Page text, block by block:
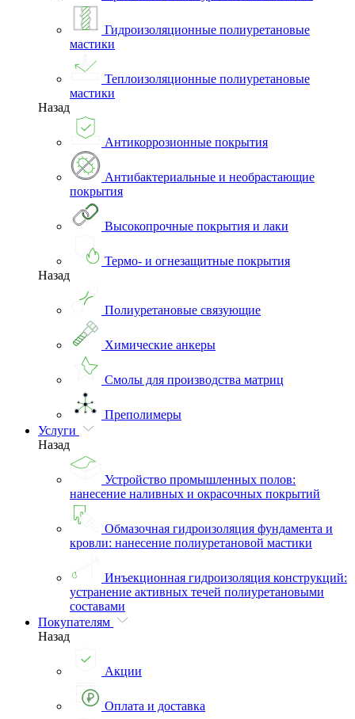
Гидроизоляционные полиуретановые
мастики
Теплоизоляционные полиуретановые
мастики
Назад
Антикоррозионные покрытия
Антибактериальные и необрастающие
покрытия
Высокопрочные покрытия и лаки
Термо- и огнезащитные покрытия
Назад
Полиуретановые связующие
Химические анкеры
Смолы для производства матриц
Преполимеры
Услуги
Назад
Устройство промышленных полов:
нанесение наливных и окрасочных покрытий
Обмазочная гидроизоляция фундамента и
кровли: нанесение полиуретановой мастики
Инъекционная гидроизоляция конструкций:
устранение активных течей полиуретановыми
составами
Покупателям
Назад
Акции
Оплата и доставка